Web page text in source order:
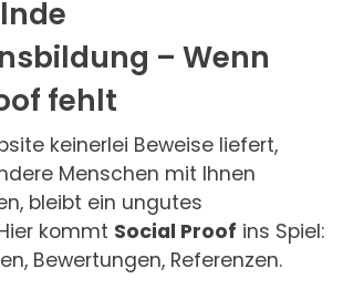
– Wenn
fehlt
keinerlei Beweise liefert,
Menschen mit Ihnen
bleibt ein ungutes
kommt Social Proof ins Spiel:
Bewertungen, Referenzen.